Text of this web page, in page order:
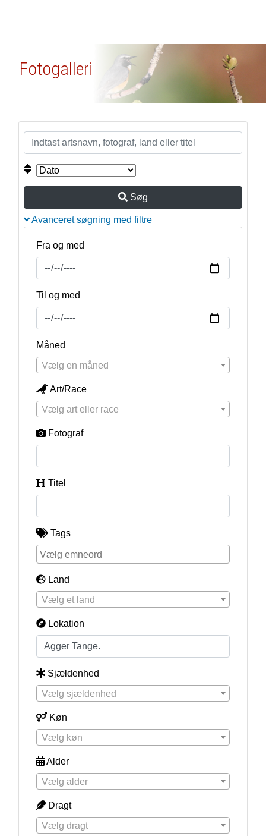
Fotogalleri
Søg
Avanceret søgning med filtre
Fra og med
Til og med
Måned
Vælg en måned
Art/Race
Vælg art eller race
Fotograf
Titel
Tags
Land
Vælg et land
Lokation
Sjældenhed
Vælg sjældenhed
Køn
Vælg køn
Alder
Vælg alder
Dragt
Vælg dragt